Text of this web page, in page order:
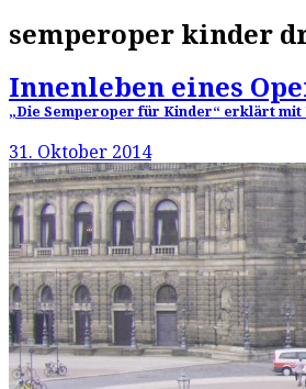
semperoper kinder
Innenleben eines
„Die Semperoper für Kinder“ erklärt mit
31. Oktober 2014